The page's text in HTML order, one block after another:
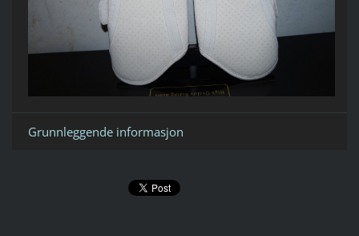
Grunnleggende informasjon